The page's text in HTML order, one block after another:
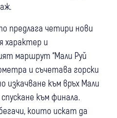
предлага четири нови
характер и
маршрут “Мали Руй
и съчетава горски
изкачване към връх Мали
към финала.
които искат да